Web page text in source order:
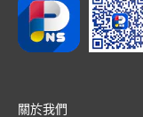
關於我們